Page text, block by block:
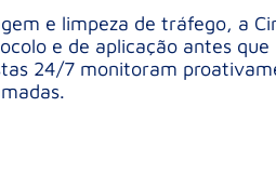
e limpeza de tráfego, a
e de aplicação antes que
24/7 monitoram